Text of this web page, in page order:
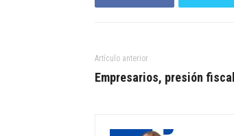
Artículo anterior
Empresarios, presión